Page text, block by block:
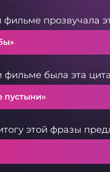
фильме прозвучала
фильме была эта
пустыни»
этой фразы